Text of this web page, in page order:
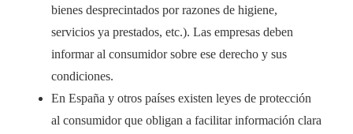
bienes desprecintados por razones de higiene,
servicios ya prestados, etc.). Las empresas deben
informar al consumidor sobre ese derecho y sus
condiciones.
En España y otros países existen leyes de protección
al consumidor que obligan a facilitar información clara